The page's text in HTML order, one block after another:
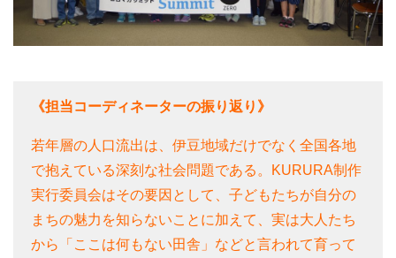
《担当コーディネーターの振り返り》
若年層の人口流出は、伊豆地域だけでなく全国各地
で抱えている深刻な社会問題である。KURURA制作
実行委員会はその要因として、子どもたちが自分の
まちの魅力を知らないことに加えて、実は大人たち
から「ここは何もない田舎」などと言われて育って